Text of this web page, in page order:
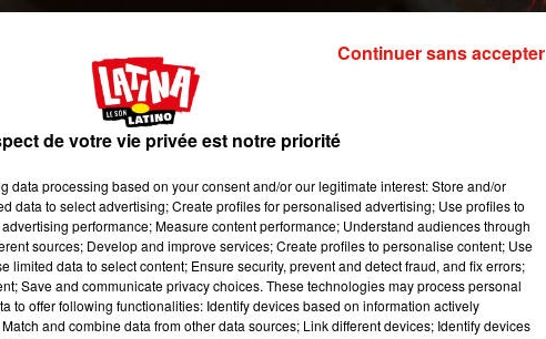
ou recouvrez simplement la surface interne de
en carton ou dans le compartiment à œufs de votre
vos œufs comme s’il s’agissait d’œufs durs,
nettoyé à l’eau claire. Gonflez les
bain-marie. Trempez ensuite chaque ballon dans
baguette ou d’une pince à linge afin de les faire
de chocolat, de les laisser reposer au frais
de votre vie privée est notre priorité
data processing based on your consent and/or our legitimate interest: Store and/or
data to select advertising; Create profiles for personalised advertising; Use profiles to
performance; Measure content performance; Understand audiences through
sources; Develop and improve services; Create profiles to personalise content; Use
limited data to select content; Ensure security, prevent and detect fraud, and fix errors;
Save and communicate privacy choices. These technologies may process personal
to offer following functionalities: Identify devices based on information actively
and combine data from other data sources; Link different devices; Identify devices
Continuer sans accepter